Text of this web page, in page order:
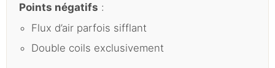
Points négatifs :
Flux d’air parfois sifflant
Double coils exclusivement